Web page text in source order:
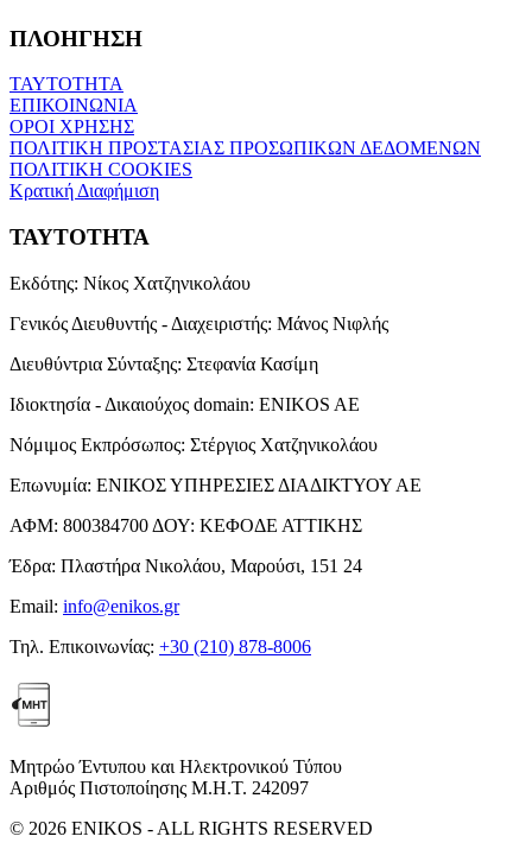
ΠΛΟΗΓΗΣΗ
ΤΑΥΤΟΤΗΤΑ
ΕΠΙΚΟΙΝΩΝΙΑ
ΟΡΟΙ ΧΡΗΣΗΣ
ΠΟΛΙΤΙΚΗ ΠΡΟΣΤΑΣΙΑΣ ΠΡΟΣΩΠΙΚΩΝ ΔΕΔΟΜΕΝΩΝ
ΠΟΛΙΤΙΚΗ COOKIES
Κρατική Διαφήμιση
ΤΑΥΤΟΤΗΤΑ
Εκδότης: Νίκος Χατζηνικολάου
Γενικός Διευθυντής - Διαχειριστής: Μάνος Νιφλής
Διευθύντρια Σύνταξης: Στεφανία Κασίμη
Ιδιοκτησία - Δικαιούχος domain: ENIKOS AE
Νόμιμος Εκπρόσωπος: Στέργιος Χατζηνικολάου
Επωνυμία: ΕΝΙΚΟΣ ΥΠΗΡΕΣΙΕΣ ΔΙΑΔΙΚΤΥΟΥ ΑΕ
ΑΦΜ: 800384700 ΔΟΥ: ΚΕΦΟΔΕ ΑΤΤΙΚΗΣ
Έδρα: Πλαστήρα Νικολάου, Μαρούσι, 151 24
Email: info@enikos.gr
Τηλ. Επικοινωνίας: +30 (210) 878-8006
Μητρώο Έντυπου και Ηλεκτρονικού Τύπου
Αριθμός Πιστοποίησης Μ.Η.Τ. 242097
© 2026 ENIKOS - ALL RIGHTS RESERVED